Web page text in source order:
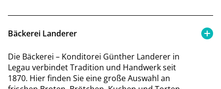
Bäckerei Landerer
Die Bäckerei – Konditorei Günther Landerer in
Legau verbindet Tradition und Handwerk seit
1870. Hier finden Sie eine große Auswahl an